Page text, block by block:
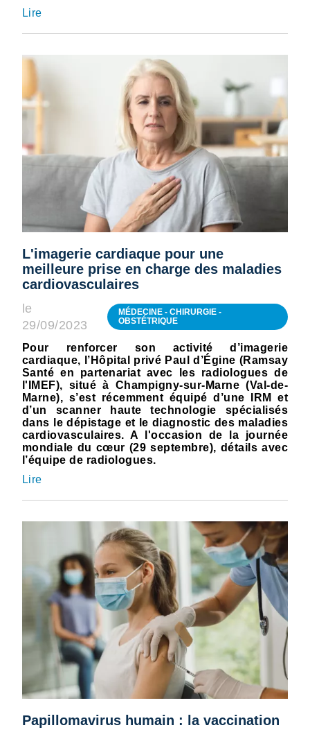
Lire
L'imagerie cardiaque pour une
meilleure prise en charge des maladies
cardiovasculaires
le
29/09/2023
MÉDECINE - CHIRURGIE -
OBSTÉTRIQUE
Pour renforcer son activité d’imagerie
cardiaque, l’Hôpital privé Paul d’Égine (Ramsay
Santé en partenariat avec les radiologues de
l'IMEF), situé à Champigny-sur-Marne (Val-de-
Marne), s’est récemment équipé d’une IRM et
d’un scanner haute technologie spécialisés
dans le dépistage et le diagnostic des maladies
cardiovasculaires. A l'occasion de la journée
mondiale du cœur (29 septembre), détails avec
l’équipe de radiologues.
Lire
Papillomavirus humain : la vaccination